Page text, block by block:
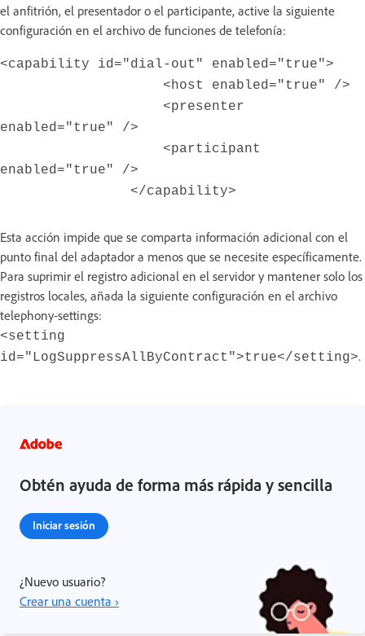
el anfitrión, el presentador o el participante, active la siguiente
configuración en el archivo de funciones de telefonía:
<capability id="dial-out" enabled="true">
<host enabled="true" />
<presenter
enabled="true" />
<participant
enabled="true" />
</capability>
Esta acción impide que se comparta información adicional con el
punto final del adaptador a menos que se necesite específicamente.
Para suprimir el registro adicional en el servidor y mantener solo los
registros locales, añada la siguiente configuración en el archivo
telephony-settings:
<setting
id="LogSuppressAllByContract">true</setting>.
Obtén ayuda de forma más rápida y sencilla
Iniciar sesión
¿Nuevo usuario?
Crear una cuenta ›